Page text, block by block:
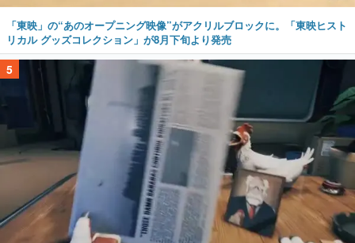
「東映」の“あのオープニング映像”がアクリルブロックに。「東映ヒスト
リカル グッズコレクション」が8月下旬より発売
5